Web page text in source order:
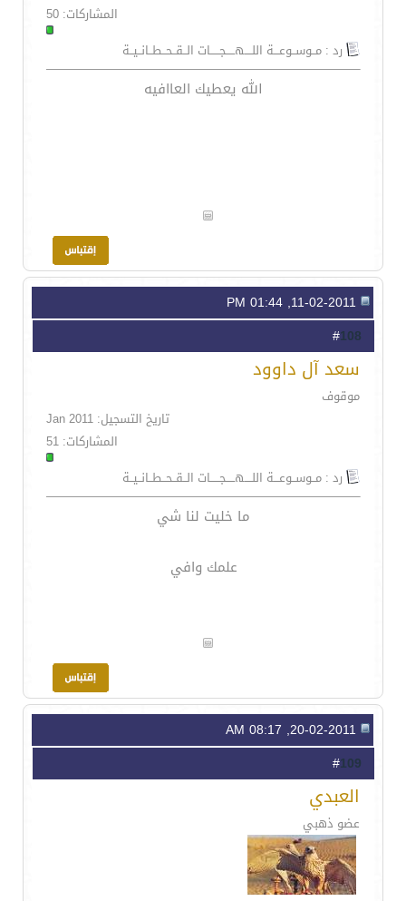
المشاركات: 50
رد : مــوســوعـــة اللــــهـــــجـــــات الــقــحــطــانــيــة
الله يعطيك العاافيه
108
سعد آل داوود
موقوف
تاريخ التسجيل: Jan 2011
المشاركات: 51
رد : مــوســوعـــة اللــــهـــــجـــــات الــقــحــطــانــيــة
ما خليت لنا شي
علمك وافي
109
العبدي
عضو ذهبي